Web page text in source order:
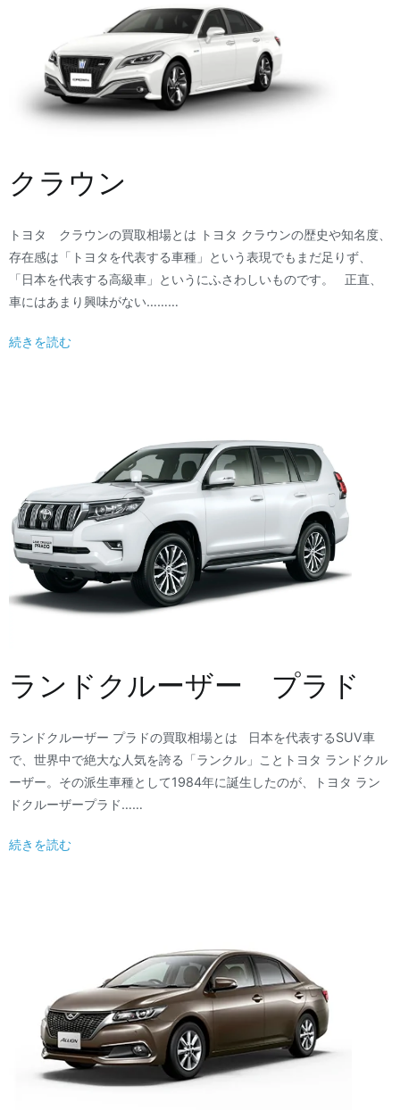
クラウン
トヨタ クラウンの買取相場とは トヨタ クラウンの歴史や知名度、
存在感は「トヨタを代表する車種」という表現でもまだ足りず、
「日本を代表する高級車」というにふさわしいものです。 正直、
車にはあまり興味がない………
続きを読む
ランドクルーザー プラド
ランドクルーザー プラドの買取相場とは 日本を代表するSUV車
で、世界中で絶大な人気を誇る「ランクル」ことトヨタ ランドクル
ーザー。その派生車種として1984年に誕生したのが、トヨタ ラン
ドクルーザープラド……
続きを読む